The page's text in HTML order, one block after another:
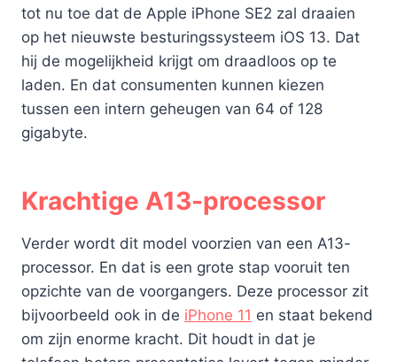
tot nu toe dat de Apple iPhone SE2 zal draaien
op het nieuwste besturingssysteem iOS 13. Dat
hij de mogelijkheid krijgt om draadloos op te
laden. En dat consumenten kunnen kiezen
tussen een intern geheugen van 64 of 128
gigabyte.
Krachtige A13-processor
Verder wordt dit model voorzien van een A13-
processor. En dat is een grote stap vooruit ten
opzichte van de voorgangers. Deze processor zit
bijvoorbeeld ook in de iPhone 11 en staat bekend
om zijn enorme kracht. Dit houdt in dat je